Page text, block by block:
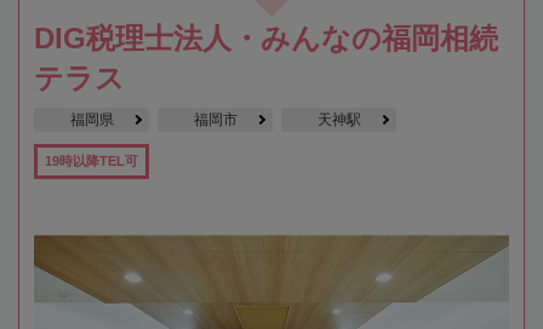
DIG税理士法人・みんなの福岡相続
テラス
福岡県 福岡市 天神駅
19時以降TEL可